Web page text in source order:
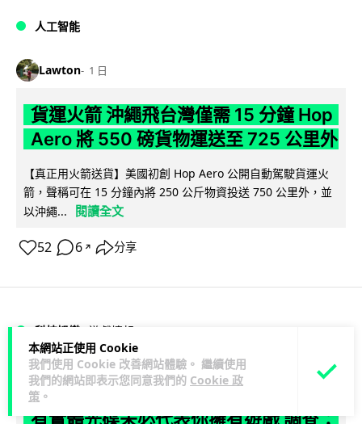
本網站正使用 Cookie
我們使用 Cookie 改善網站體驗。 繼續使用
我們的網站即表示您同意我們的 Cookie 政
策 。
人工智能
Lawton 1 日
貨運火箭 沖繩飛台灣僅需 15 分鐘 Hop
Aero 將 550 磅貨物運送至 725 公里外
【真正用火箭送貨】美國初創 Hop Aero 公開自動駕駛貨運火
箭，聲稱可在 15 分鐘內將 250 公斤物資投送 750 公里外，並
以沖繩...
閱讀全文
52 6 ↗ 分享
科技娛樂 遊戲情報
Lawton 1 日
有實體光碟未必代表你擁有遊戲 調查：